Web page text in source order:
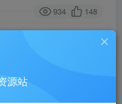
934 148
源站